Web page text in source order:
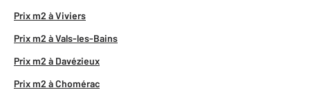
Prix m2 à Viviers
Prix m2 à Vals-les-Bains
Prix m2 à Davézieux
Prix m2 à Chomérac